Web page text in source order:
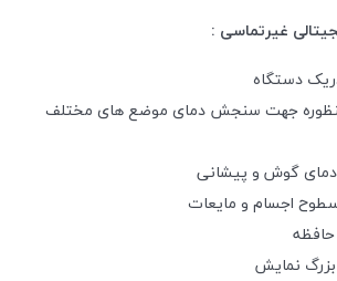
غیرتماسی :
دستگاه
جهت سنجش دمای موضع های مختلف
گوش و پیشانی
اجسام و مایعات
نمایش